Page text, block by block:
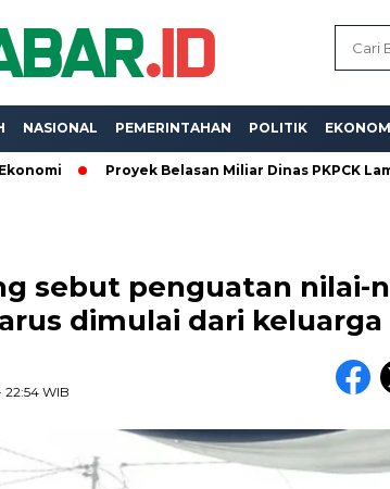
NASIONAL PEMERINTAHAN POLITIK
Proyek Belasan Miliar Dinas PKPCK Lampung
sebut penguatan nilai-
dimulai dari keluarga
22:54 WIB